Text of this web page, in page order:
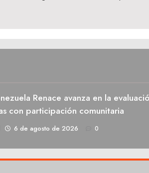
Renace avanza en la
con participación comunitaria
6 de agosto de 2026 0